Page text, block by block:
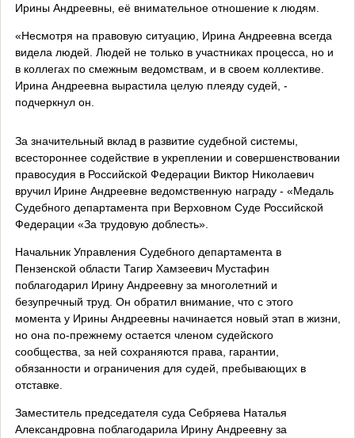
Ирины Андреевны, её внимательное отношение к людям.
«Несмотря на правовую ситуацию, Ирина Андреевна всегда
видела людей. Людей не только в участниках процесса, но и
в коллегах по смежным ведомствам, и в своем коллективе.
Ирина Андреевна вырастила целую плеяду судей, -
подчеркнул он.
За значительный вклад в развитие судебной системы,
всестороннее содействие в укреплении и совершенствовании
правосудия в Российской Федерации Виктор Николаевич
вручил Ирине Андреевне ведомственную награду - «Медаль
Судебного департамента при Верховном Суде Российской
Федерации «За трудовую доблесть».
Начальник Управления Судебного департамента в
Пензенской области Тагир Хамзеевич Мустафин
поблагодарил Ирину Андреевну за многолетний и
безупречный труд. Он обратил внимание, что с этого
момента у Ирины Андреевны начинается новый этап в жизни,
но она по-прежнему остается членом судейского
сообщества, за ней сохраняются права, гарантии,
обязанности и ограничения для судей, пребывающих в
отставке.
Заместитель председателя суда Себряева Наталья
Александровна поблагодарила Ирину Андреевну за